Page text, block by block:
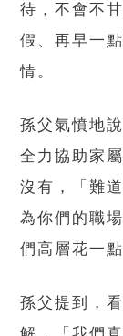
待，不會不
假、再早一
情。
孫父氣憤地
全力協助家
沒有，「難
為你們的職
們高層花一
孫父提到，